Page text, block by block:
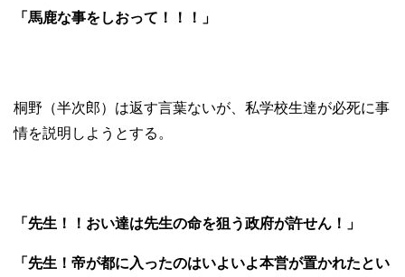
「馬鹿な事をしおって！！！」
桐野（半次郎）は返す言葉ないが、私学校生達が必死に事
情を説明しようとする。
「先生！！おい達は先生の命を狙う政府が許せん！」
「先生！帝が都に入ったのはいよいよ本営が置かれたとい